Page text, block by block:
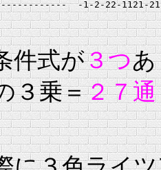
件式が３つあ
３乗＝２７